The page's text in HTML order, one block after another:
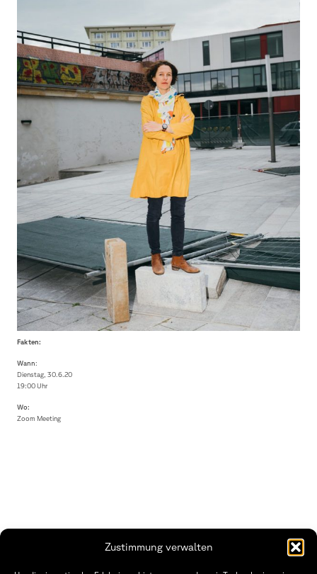
Zustimmung verwalten
Fakten:
Wann:
Dienstag, 30.6.20
19:00 Uhr
Wo:
Zoom Meeting
THWS | Fakultät Gestaltung Würzburg